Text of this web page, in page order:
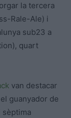
la tercera
Rale-Ale) i
sub23 a
quart
van destacar
guanyador de
sèptima